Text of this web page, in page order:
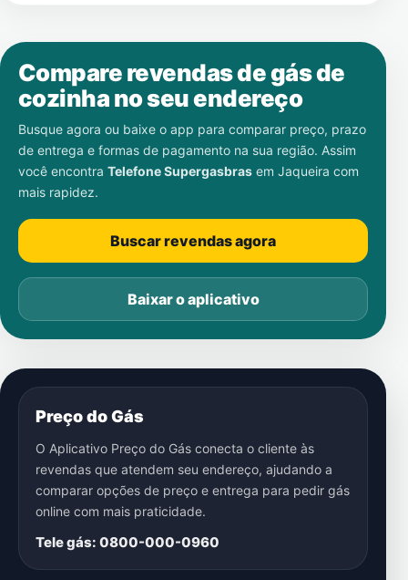
Compare revendas de gás de
cozinha no seu endereço
Busque agora ou baixe o app para comparar preço, prazo
de entrega e formas de pagamento na sua região. Assim
você encontra Telefone Supergasbras em Jaqueira com
mais rapidez.
Buscar revendas agora
Baixar o aplicativo
Preço do Gás
O Aplicativo Preço do Gás conecta o cliente às
revendas que atendem seu endereço, ajudando a
comparar opções de preço e entrega para pedir gás
online com mais praticidade.
Tele gás: 0800-000-0960